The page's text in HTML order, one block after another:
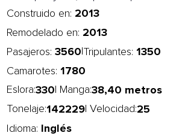
Construido en: 2013
Remodelado en: 2013
Pasajeros: 3560 Tripulantes: 1350
Camarotes: 1780
Eslora:330 | Manga:38,40 metros
Tonelaje:142229 | Velocidad:25
Idioma: Inglés